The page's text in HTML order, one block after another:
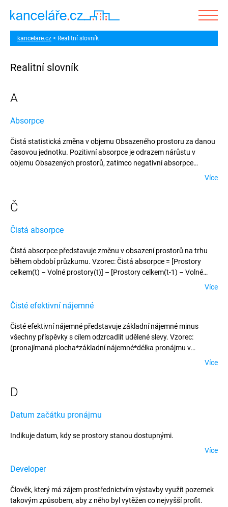
kancelare.cz Realitní slovník
Realitní slovník
A
Absorpce
Čistá statistická změna v objemu Obsazeného prostoru za danou
časovou jednotku. Pozitivní absorpce je odrazem nárůstu v
objemu Obsazených prostorů, zatímco negativní absorpce
Více
Č
Čistá absorpce
Čistá absorpce představuje změnu v obsazení prostorů na trhu
během období průzkumu. Vzorec: Čistá absorpce = [Prostory
celkem(t) – Volné prostory(t)] – [Prostory celkem(t-1) – Volné
Více
Čisté efektivní nájemné
Čisté efektivní nájemné představuje základní nájemné minus
všechny příspěvky s cílem odzrcadlit udělené slevy. Vzorec:
(pronajímaná plocha*základní nájemné*délka pronájmu v
měsících bez nájemních prázdnin – příspěvek na vybavení – dalšíVíce
D
Datum začátku pronájmu
Indikuje datum, kdy se prostory stanou dostupnými.
Více
Developer
Člověk, který má zájem prostřednictvím výstavby využít pozemek
takovým způsobem, aby z něho byl vytěžen co nejvyšší profit.